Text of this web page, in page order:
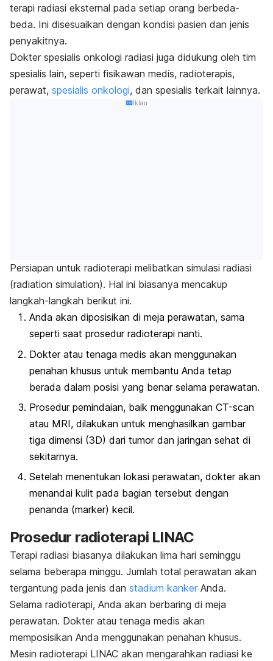
terapi radiasi eksternal pada setiap orang berbeda-
beda. Ini disesuaikan dengan kondisi pasien dan jenis
penyakitnya.
Dokter spesialis onkologi radiasi juga didukung oleh tim
spesialis lain, seperti fisikawan medis, radioterapis,
perawat, spesialis onkologi, dan spesialis terkait lainnya.
Iklan
Persiapan untuk radioterapi melibatkan simulasi radiasi
(radiation simulation). Hal ini biasanya mencakup
langkah-langkah berikut ini.
Anda akan diposisikan di meja perawatan, sama
seperti saat prosedur radioterapi nanti.
Dokter atau tenaga medis akan menggunakan
penahan khusus untuk membantu Anda tetap
berada dalam posisi yang benar selama perawatan.
Prosedur pemindaian, baik menggunakan CT-scan
atau MRI, dilakukan untuk menghasilkan gambar
tiga dimensi (3D) dari tumor dan jaringan sehat di
sekitarnya.
Setelah menentukan lokasi perawatan, dokter akan
menandai kulit pada bagian tersebut dengan
penanda (marker) kecil.
Prosedur radioterapi LINAC
Terapi radiasi biasanya dilakukan lima hari seminggu
selama beberapa minggu. Jumlah total perawatan akan
tergantung pada jenis dan stadium kanker Anda.
Selama radioterapi, Anda akan berbaring di meja
perawatan. Dokter atau tenaga medis akan
memposisikan Anda menggunakan penahan khusus.
Mesin radioterapi LINAC akan mengarahkan radiasi ke